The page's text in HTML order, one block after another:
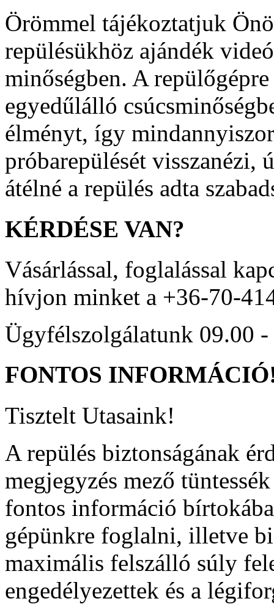
Örömmel tájékoztatjuk
repülésükhöz ajándék
minőségben. A
egyedűlálló
élményt, így
próbarepülését visszanézi,
átélné a repülés adta
KÉRDÉSE VAN?
Vásárlással, foglalással
hívjon minket a +36-70-
Ügyfélszolgálatunk 09.00
FONTOS
Tisztelt Utasaink!
A repülés biztonságának
megjegyzés mező
fontos információ
gépünkre foglalni, illetve
maximális felszálló súly
engedélyezettek és a